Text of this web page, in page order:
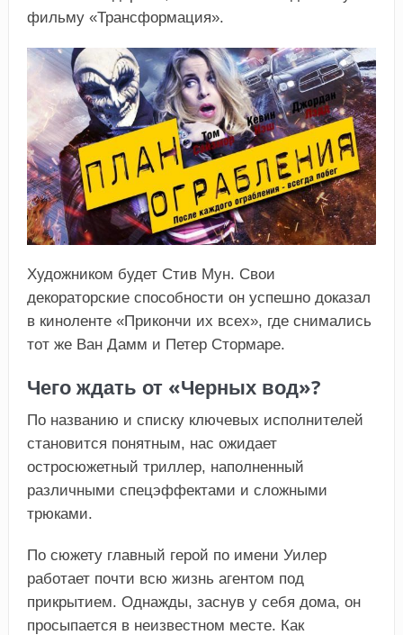
фильму «Трансформация».
Художником будет Стив Мун. Свои
декораторские способности он успешно доказал
в киноленте «Прикончи их всех», где снимались
тот же Ван Дамм и Петер Стормаре.
Чего ждать от «Черных вод»?
По названию и списку ключевых исполнителей
становится понятным, нас ожидает
остросюжетный триллер, наполненный
различными спецэффектами и сложными
трюками.
По сюжету главный герой по имени Уилер
работает почти всю жизнь агентом под
прикрытием. Однажды, заснув у себя дома, он
просыпается в неизвестном месте. Как